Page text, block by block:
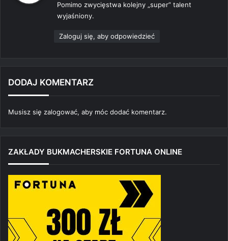
z
e
Pomimo zwycięstwa kolejny „super” talent
wyjaśniony.
Zaloguj się, aby odpowiedzieć
DODAJ KOMENTARZ
Musisz się zalogować, aby móc dodać komentarz.
ZAKŁADY BUKMACHERSKIE FORTUNA ONLINE